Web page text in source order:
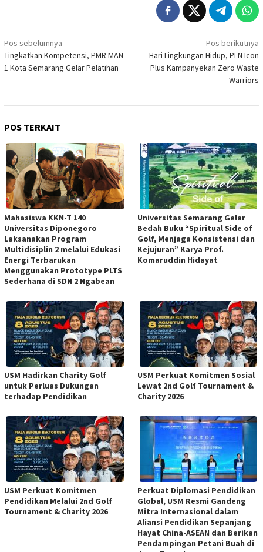
Navigasi
pos
Pos sebelumnya
Tingkatkan Kompetensi, PMR MAN
1 Kota Semarang Gelar Pelatihan
Pos berikutnya
Hari Lingkungan Hidup, PLN Icon
Plus Kampanyekan Zero Waste
Warriors
POS TERKAIT
Mahasiswa KKN-T 140
Universitas Diponegoro
Laksanakan Program
Multidisiplin 2 melalui Edukasi
Energi Terbarukan
Menggunakan Prototype PLTS
Sederhana di SDN 2 Ngabean
Universitas Semarang Gelar
Bedah Buku “Spiritual Side of
Golf, Menjaga Konsistensi dan
Kejujuran” Karya Prof.
Komaruddin Hidayat
USM Hadirkan Charity Golf
untuk Perluas Dukungan
terhadap Pendidikan
USM Perkuat Komitmen Sosial
Lewat 2nd Golf Tournament &
Charity 2026
USM Perkuat Komitmen
Pendidikan Melalui 2nd Golf
Tournament & Charity 2026
Perkuat Diplomasi Pendidikan
Global, USM Resmi Gandeng
Mitra Internasional dalam
Aliansi Pendidikan Sepanjang
Hayat China-ASEAN dan Berikan
Pendampingan Petani Buah di